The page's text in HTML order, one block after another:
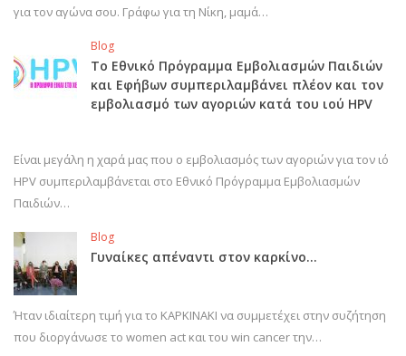
για τον αγώνα σου. Γράφω για τη Νίκη, μαμά…
Blog
Το Εθνικό Πρόγραμμα Εμβολιασμών Παιδιών
και Εφήβων συμπεριλαμβάνει πλέον και τον
εμβολιασμό των αγοριών κατά του ιού HPV
Είναι μεγάλη η χαρά μας που ο εμβολιασμός των αγοριών για τον ιό
HPV συμπεριλαμβάνεται στο Εθνικό Πρόγραμμα Εμβολιασμών
Παιδιών…
Blog
Γυναίκες απέναντι στον καρκίνο…
Ήταν ιδιαίτερη τιμή για το ΚΑΡΚΙΝΑΚΙ να συμμετέχει στην συζήτηση
που διοργάνωσε το women act και του win cancer την…